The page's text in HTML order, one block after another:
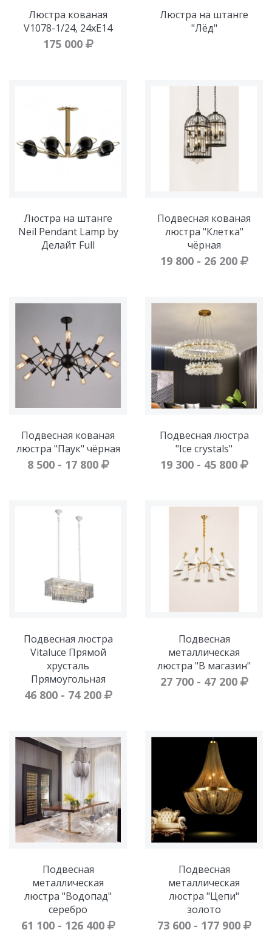
Люстра кованая
V1078-1/24, 24xE14
175 000
Люстра на штанге
"Лёд"
Люстра на штанге
Neil Pendant Lamp by
Делайт Full
Подвесная кованая
люстра "Клетка"
чёрная
19 800 - 26 200
Подвесная кованая
люстра "Паук" чёрная
8 500 - 17 800
Подвесная люстра
"Ice crystals"
19 300 - 45 800
Подвесная люстра
Vitaluce Прямой
хрусталь
Прямоугольная
46 800 - 74 200
Подвесная
металлическая
люстра "В магазин"
27 700 - 47 200
Подвесная
металлическая
люстра "Водопад"
серебро
61 100 - 126 400
Подвесная
металлическая
люстра "Цепи"
золото
73 600 - 177 900